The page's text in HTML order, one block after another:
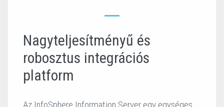
Nagyteljesítményű és
robosztus integrációs
platform
Az InfoSphere Information Server egy egységes,